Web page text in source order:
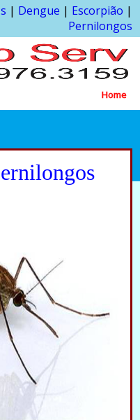
| Dengue | Escorpião |
Pernilongos
Home